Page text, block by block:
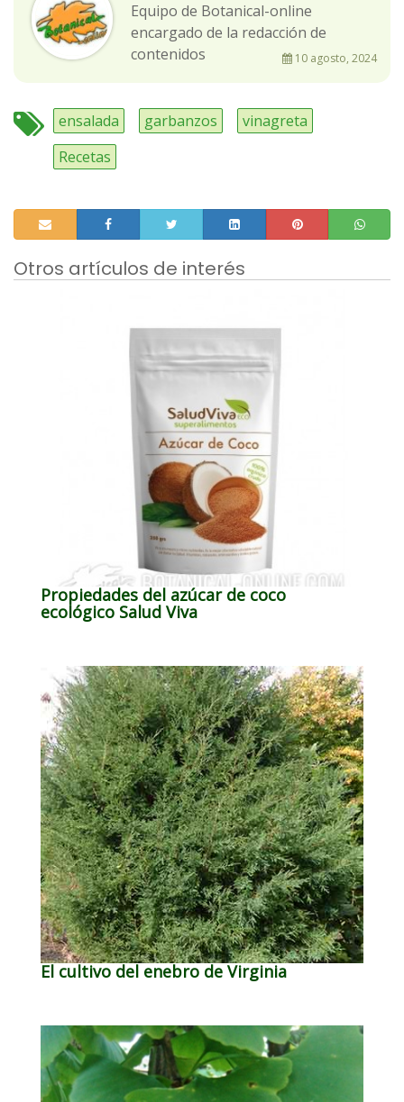
Equipo de Botanical-online
encargado de la redacción de
contenidos
10 agosto, 2024
ensalada garbanzos
vinagreta
Recetas
Otros artículos de interés
Propiedades del azúcar de coco
ecológico Salud Viva
El cultivo del enebro de Virginia